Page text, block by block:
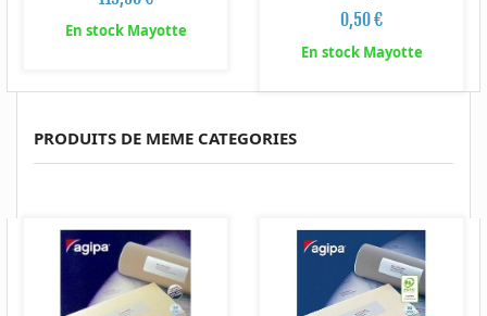
En stock Mayotte
0,50 €
En stock Mayotte
PRODUITS DE MEME CATEGORIES